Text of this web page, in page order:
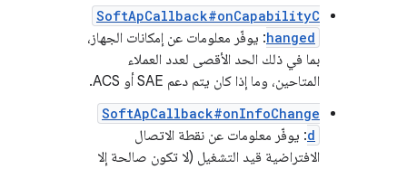
SoftApCallback#onCapabilityC
hanged: يوفّر معلومات عن إمكانات الجهاز،
بما في ذلك الحد الأقصى لعدد العملاء
المتاحين، وما إذا كان يتم دعم SAE أو ACS.
SoftApCallback#onInfoChange
d: يوفّر معلومات عن نقطة الاتصال
الافتراضية قيد التشغيل (لا تكون صالحة إلا